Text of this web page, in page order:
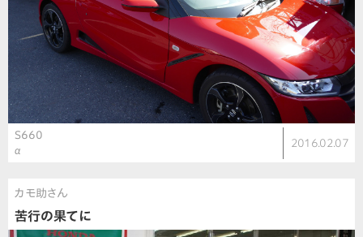
S660
α
2016.02.07
カモ助さん
苦行の果てに